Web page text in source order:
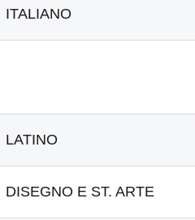
ITALIANO
LATINO
DISEGNO E ST. ARTE